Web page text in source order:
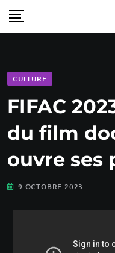
CULTURE
FIFAC
du film
ouvre ses
9 OCTOBRE 2023